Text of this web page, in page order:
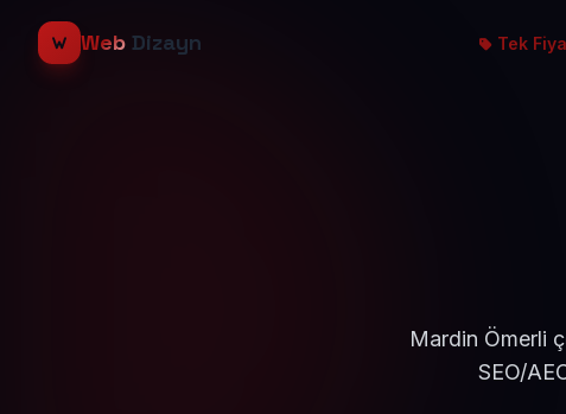
Web Dizayn Tek
Mardin Ömerli
SEO/